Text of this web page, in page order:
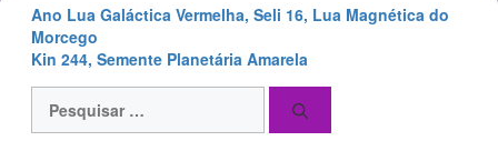
Ano Lua Galáctica Vermelha, Seli 16, Lua Magnética do
Morcego
Kin 244, Semente Planetária Amarela
por: